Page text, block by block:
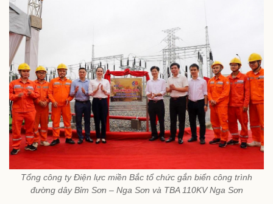
Tổng công ty Điện lực miền Bắc tổ chức gắn biển công trình
đường dây Bỉm Sơn – Nga Sơn và TBA 110KV Nga Sơn